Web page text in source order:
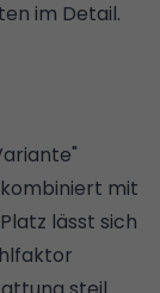
im Detail.
mit
lässt sich